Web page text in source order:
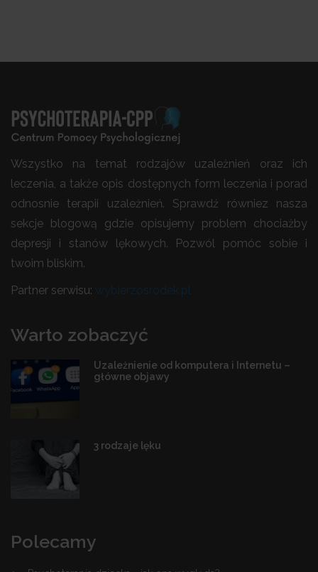
Wszystko na temat rodzajów uzależnień oraz ich
leczenia, a także opis dostępnych form leczenia i porad
odnosnie terapii uzależnień. Sprawdź równiez nasza
sekcje blogową gdzie opisujemy problem chociażby
depresji i stanów lękowych. Pozwól pomóc sobie i
twoim bliskim.
Partner serwisu: wybierzosrodek.pl
Warto zobaczyć
Uzależnienie od komputera i Internetu –
główne objawy
3 rodzaje lęku
Polecamy